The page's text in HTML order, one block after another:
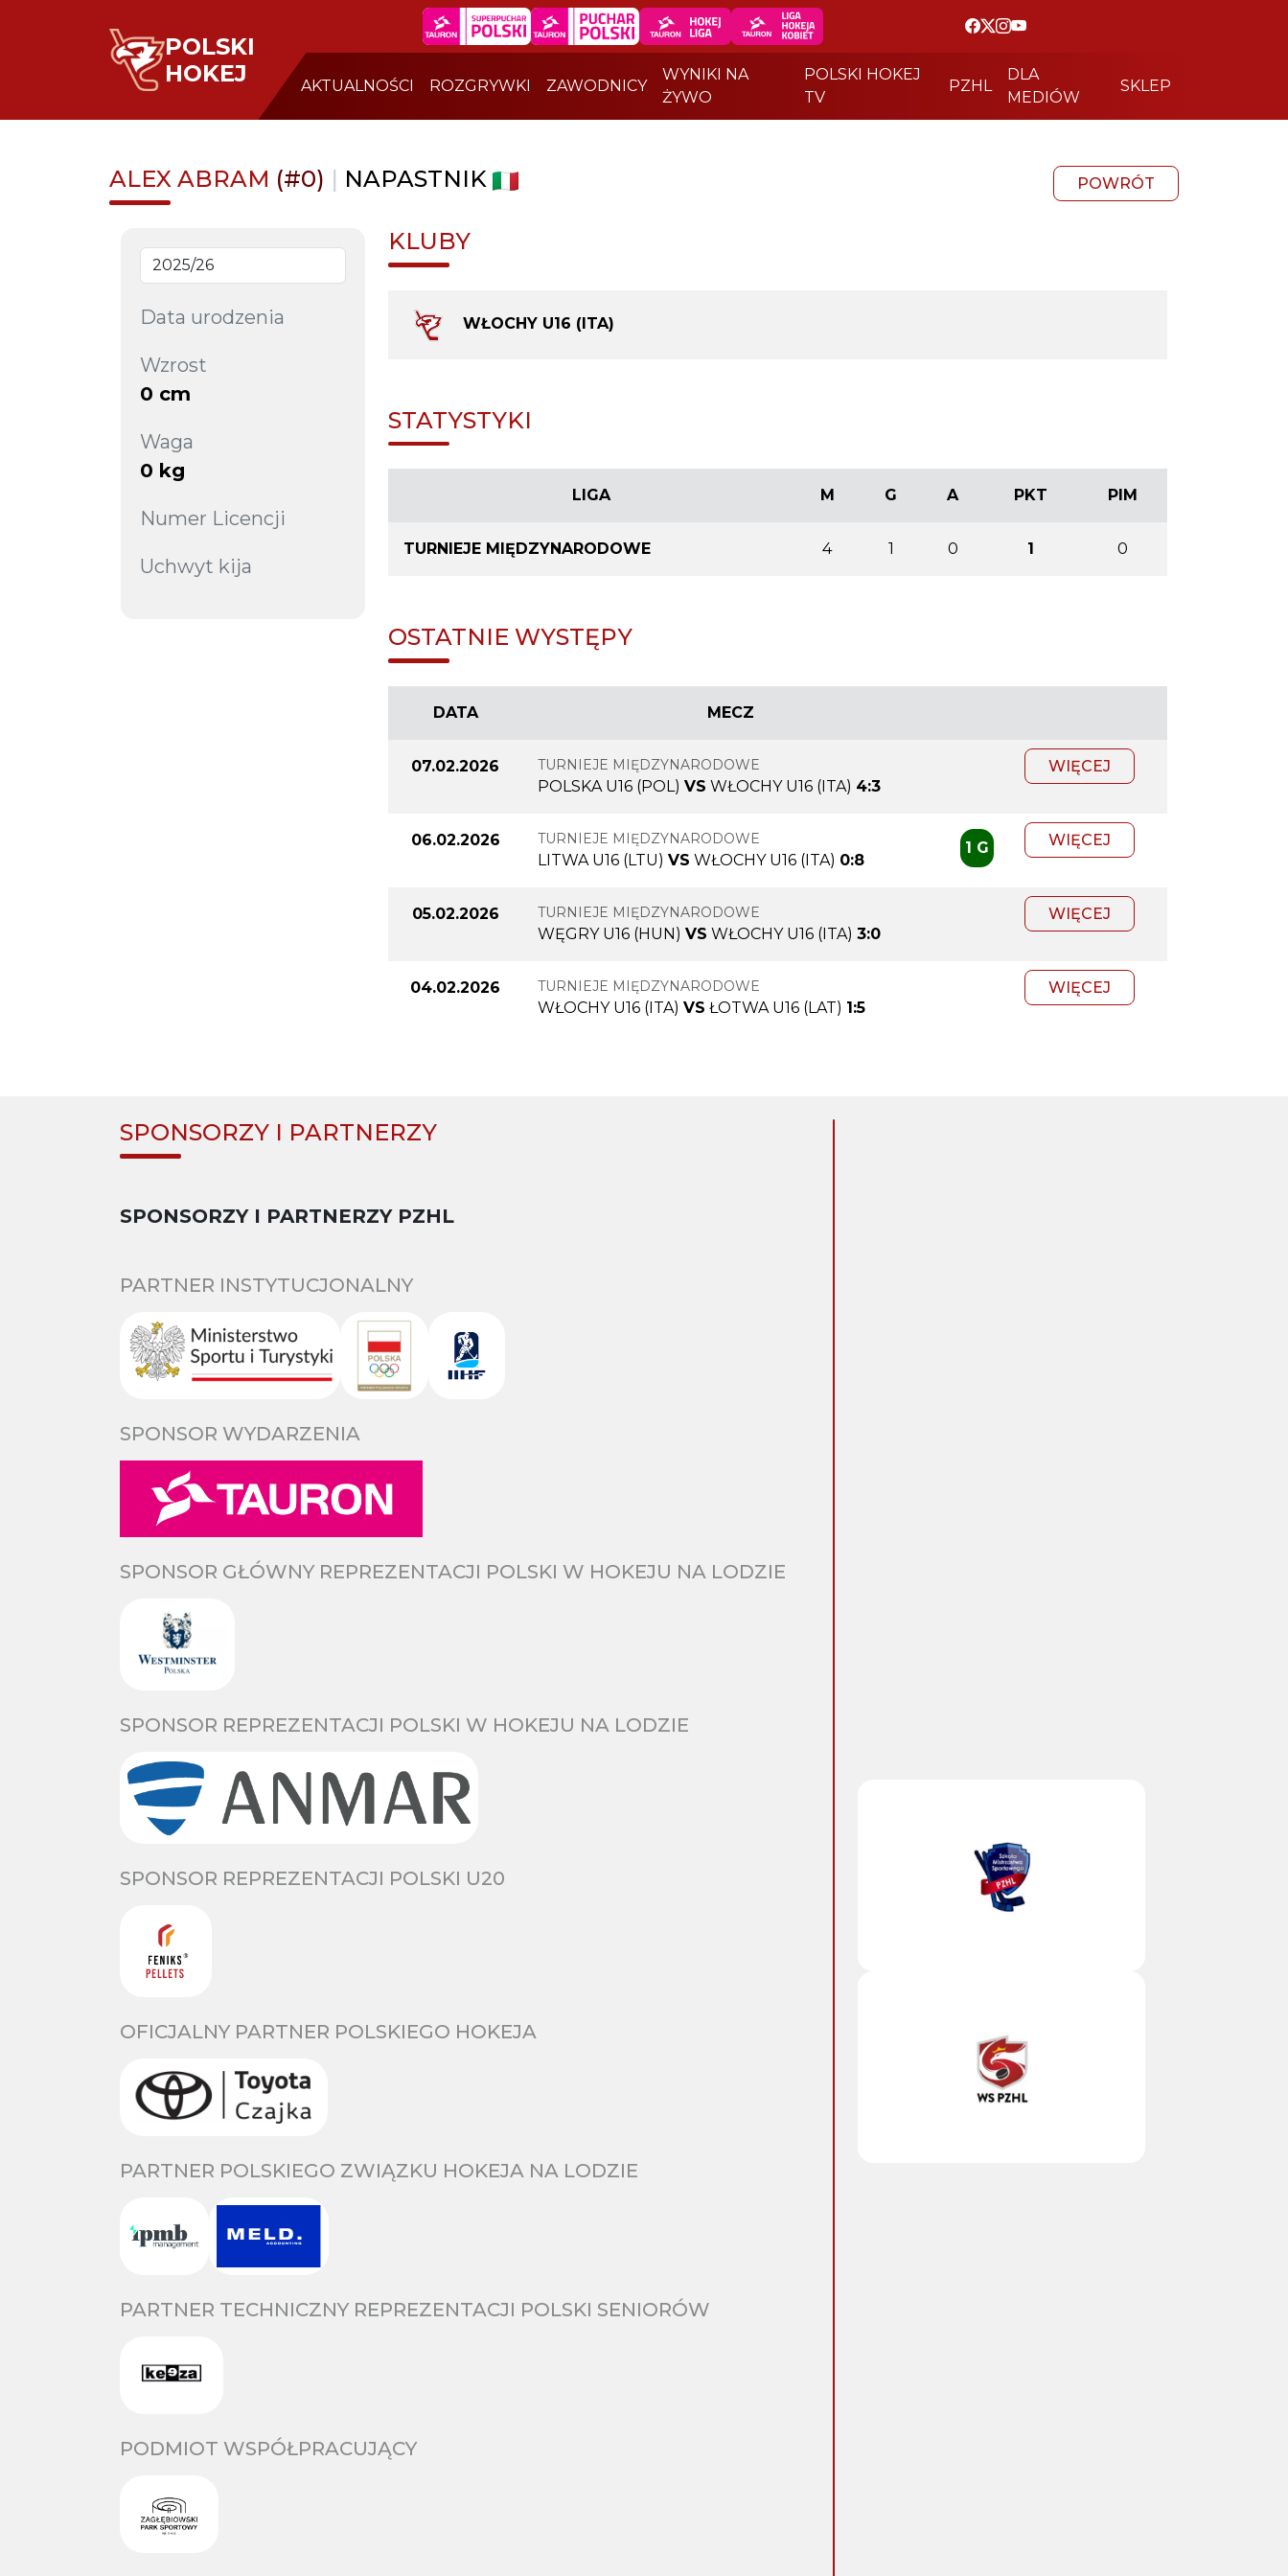
POLSKI
HOKEJ
AKTUALNOŚCI ROZGRYWKI ZAWODNICY
WYNIKI NA
ŻYWO
POLSKI HOKEJ
TV
PZHL
DLA
MEDIÓW
SKLEP
ALEX ABRAM (#0) | NAPASTNIK POWRÓT
Data urodzenia
Wzrost
0 cm
Waga
0 kg
Numer Licencji
Uchwyt kija
KLUBY
WŁOCHY U16 (ITA)
STATYSTYKI
LIGA M G A PKT PIM
TURNIEJE MIĘDZYNARODOWE 4 1 0 1 0
OSTATNIE WYSTĘPY
DATA MECZ
07.02.2026 TURNIEJE MIĘDZYNARODOWE
POLSKA U16 (POL) VS WŁOCHY U16 (ITA) 4:3
WIĘCEJ
06.02.2026 TURNIEJE MIĘDZYNARODOWE
LITWA U16 (LTU) VS WŁOCHY U16 (ITA) 0:8
1 G WIĘCEJ
05.02.2026 TURNIEJE MIĘDZYNARODOWE
WĘGRY U16 (HUN) VS WŁOCHY U16 (ITA) 3:0
WIĘCEJ
04.02.2026 TURNIEJE MIĘDZYNARODOWE
WŁOCHY U16 (ITA) VS ŁOTWA U16 (LAT) 1:5
WIĘCEJ
SPONSORZY I PARTNERZY
SPONSORZY I PARTNERZY PZHL
PARTNER INSTYTUCJONALNY
SPONSOR WYDARZENIA
SPONSOR GŁÓWNY REPREZENTACJI POLSKI W HOKEJU NA LODZIE
SPONSOR REPREZENTACJI POLSKI W HOKEJU NA LODZIE
SPONSOR REPREZENTACJI POLSKI U20
OFICJALNY PARTNER POLSKIEGO HOKEJA
PARTNER POLSKIEGO ZWIĄZKU HOKEJA NA LODZIE
PARTNER TECHNICZNY REPREZENTACJI POLSKI SENIORÓW
PODMIOT WSPÓŁPRACUJĄCY